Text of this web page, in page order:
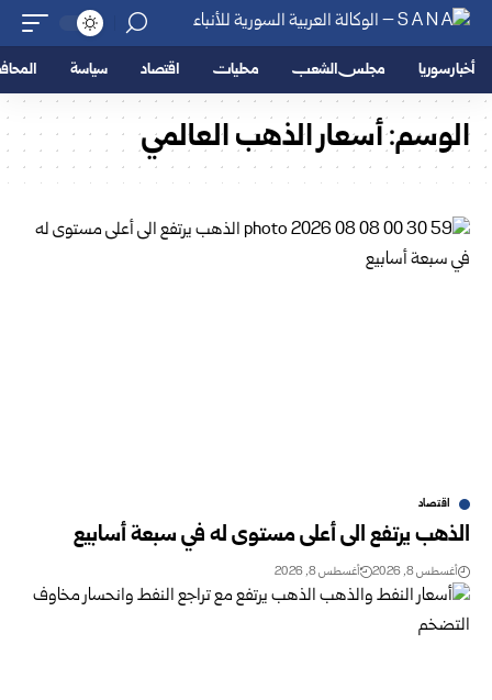
أخبار سوريا مجلس الشعب محليات اقتصاد سياسة
الوسم:أسعار الذهب العالمي
اقتصاد
الذهب يرتفع الى أعلى مستوى له في سبعة أسابيع
أغسطس 8, 2026 أغسطس 8, 2026